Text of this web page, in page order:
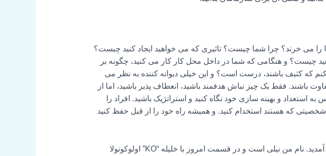
می خرند؟ چرا شما چیست؟ تاثیری که می خواهید ایجاد کنید چیست؟
چیست؟ و هنگامی که شما در داخل محل کار کار می کنید، چگونه بر
که کثیف باشند، درست است؟ و این خیلی دیوانه کننده به نظر می
باشند. فقط یک چیز نباش هدفمند باشید، انعطاف پذیر باشید، اما از
و بهینه سازی خود نگاه کنید و استراتژیک باشید. افراد را
شخصیتی که هستند استخدام کنید. و همیشه راه خود را از قبل حفظ کنید
سلام، به همه، و به قسمت کاملاً جدید All About HR خوش آمدید. نام من نیلی است و در قسمت امروز با خلیله “KO” اولوکونولا